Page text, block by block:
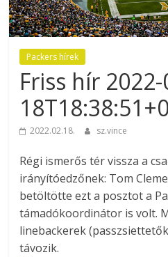
Packers hírek
Friss hír
2022.02.18. sz.vince
Régi ismerős tér vissza a
irányítóedzőnek: Tom
betöltötte ezt a posztot a
támadókoordinátor is volt.
linebackerek
távozik.